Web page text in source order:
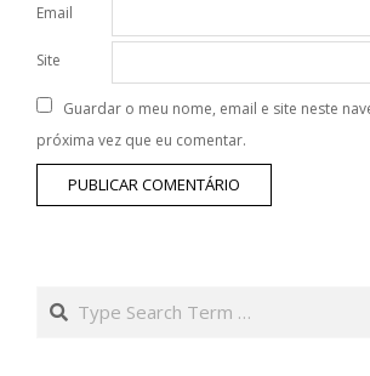
Email
Site
Guardar o meu nome, email e site neste
próxima vez que eu comentar.
Search